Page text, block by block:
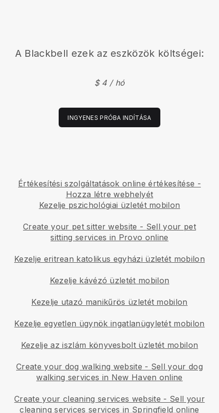
A Blackbell ezek az eszközök költségei:
$ 4 / hó
INGYENES PRÓBA INDÍTÁSA
Értékesítési szolgáltatások online értékesítése -
Hozza létre webhelyét
Kezelje pszichológiai üzletét mobilon
Create your pet sitter website - Sell your pet
sitting services in Provo online
Kezelje eritrean katolikus egyházi üzletét mobilon
Kezelje kávézó üzletét mobilon
Kezelje utazó manikűrös üzletét mobilon
Kezelje egyetlen ügynök ingatlanügyletét mobilon
Kezelje az iszlám könyvesbolt üzletét mobilon
Create your dog walking website - Sell your dog
walking services in New Haven online
Create your cleaning services website - Sell your
cleaning services services in Springfield online